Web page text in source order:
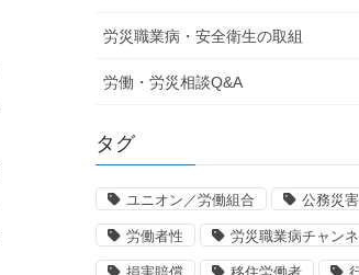
労災職業病・安全衛生の取組
労働・労災相談Q&A
タグ
ユニオン／労働組合 公務災害
労働者性 労災職業病チャン